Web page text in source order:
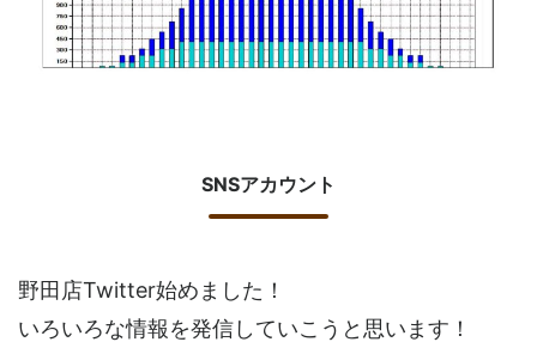
SNSアカウント
野田店Twitter始めました！
いろいろな情報を発信していこうと思います！